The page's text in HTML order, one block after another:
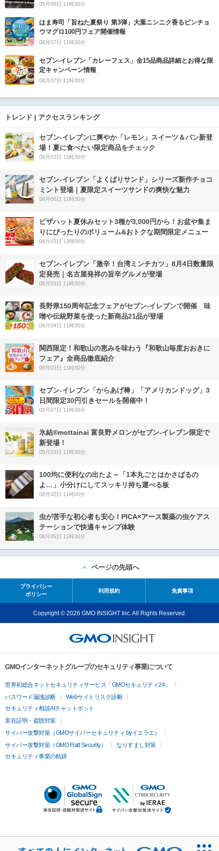
08月08日 11時30分
はま寿司「旨ねた夏祭り 第3弾」大葉ニンニク香るビンチョ
ウマグロ100円フェア開催情報
08月07日 11時30分
セブン‐イレブン「カレーフェス」全15品商品詳細とお得な限
定キャンペーン情報
08月07日 11時30分
トレンド | アクセスランキング
セブン‐イレブンに爽やか「レモン」スイーツ＆パン新登
場！夏に食べたい限定商品をチェック
08月03日 11時30分
セブン‐イレブン「よくばりサンド」シリーズ新作チョコ
ミント登場｜夏限定スイーツサンドの爽快な魅力
08月06日 11時30分
ピザハット夏休みセット3種が3,000円から！お盆や集ま
りにぴったりのボリューム&おトクな期間限定メニュー
08月03日 13時00分
セブン-イレブン「激辛！台湾ミンチカツ」8月4日数量限
定発売｜名古屋発祥の旨辛グルメが登場
08月03日 11時30分
長野県150周年記念フェアがセブン-イレブンで開催 味
噌や伝統野菜を使った新商品21品が登場
08月04日 11時30分
関西限定！和歌山の恵みを味わう『和歌山毎度おおきに
フェア』全商品徹底紹介
08月03日 11時30分
セブン‐イレブン「からあげ棒」「アメリカンドッグ」3
日間限定30円引きセールを開催中！
08月07日 11時30分
氷結®mottainai 富良野メロンがセブン‐イレブン限定で
新登場！
08月03日 11時30分
100均に便利なの出たよ～「1本丸ごとはかさばるの
よ…」小分けにしてスッキリ持ち運べる板
08月02日 11時00分
虫が苦手な初心者も安心！PICA×アース製薬の虫ケアス
テーションで快適キャンプ体験
08月05日 11時30分
ページの先頭へ
プライバシー
ポリシー
利用規約 免責事項
Copyright © 2026 GMO INSIGHT Inc. All Rights Reserved.
GMOインターネットグループのセキュリティ事業について
世界初総合ネットセキュリティサービス「GMOセキュリティ24」
パスワード漏洩診断
Webサイトリスク診断
セキュリティ相談AIチャットボット
実在証明・盗聴対策
サイバー攻撃対策（GMOサイバーセキュリティ byイエラエ）
サイバー攻撃対策（GMO Flatt Security）
なりすまし対策
セキュリティ事業の軌跡